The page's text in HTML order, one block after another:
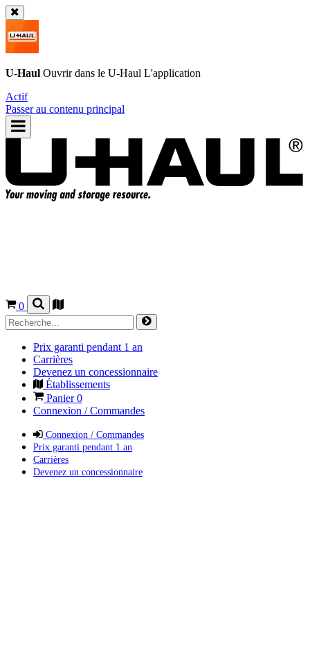
U-Haul Ouvrir dans le U-Haul L'application
Actif
Passer au contenu principal
0
Prix garanti pendant 1 an
Carrières
Devenez un concessionnaire
Établissements
Panier0
Connexion / Commandes
Connexion / Commandes
Prix garanti pendant 1 an
Carrières
Devenez un concessionnaire